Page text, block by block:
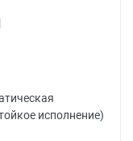
исполнение)